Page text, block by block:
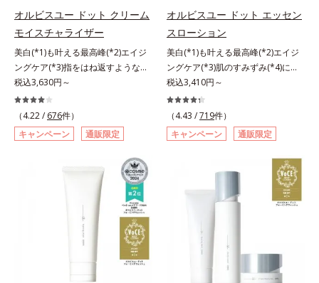
なり始めることおよび表面に新たな
膜ができ始めることで膜が強くくず
れにくくなり、密閉することで保湿
成分を浸透促進すること（角層ま
で）*5 保湿成分*6 角層まで＜使用
量目安＞大きめのパール1粒程度
※全顔使用の場合＜使用ステップ＞
洗顔料 ⇒ 化粧水 ⇒ 保湿液 ⇒オル
ビス リンクルブライトUVプロテク
ター N各商品の詳しい情報は商品ペ
ージをご覧ください。・BEAUTY夏
メマツヨイグサ抽出液、スイカズラ
エキス配合＝角層のすみずみまで水
分・油分を保ち、ハリ・ツヤを与え
る保湿成分*10 気持ちのことアレ
ルギーテスト済＝全ての方にアレル
ギーが起こらないということではあ
りません。
で、"顔全体にご使用いただける設
計"。見えているシワはもちろん、
自分では気づきにくい死角のシワの
改善にも効果を発揮します。*1 メ
ラニンの生成を抑え、シミ・ソバカ
スを防ぐ*2 ナイアシンアミド（有
効成分）、水添大豆リン脂質、フィ
トステロール、水（基剤）、
BG（保湿）*3 角層まで*4 K石けん
素地、ホホバアルコール、トリステ
アリン酸デカグリセリル（基剤）*5
角層の範囲内における自社従来品処
方との比較*6 ドクダミエキス、シ
クロヘキサンジカルボン酸ビスエト
キシジグリコール（保湿）＜使用量
目安＞パール1粒程度＜ご使用ステ
ップ＞洗顔料 ⇒ 化粧水 ⇒ ザ リン
クルセラム ⇒ 保湿液＜1商品あたり
カスを防ぎます。さらに、「アルテ
アネスレ(*6)」を配合し、うるおい
に満ちた自分本来の澄み渡るような
透明感を目指します。手に取った
時、なじませた時、後肌、と3段階
に変化するテクスチャーは、肌にす
ばやくなじみ、毎日の美白ケアを楽
しくする使いごこちを叶えました。
*1 メラニンの蓄積を抑え、シミ・
ソバカスを防ぐ*2 デクスパンテノ
ールW*3 これからできるシミのこ
と*4 うるおいによる透明感のある
肌*5 ターンオーバーを促進して、
メラニンの塊を微細化すること*6
品の詳しい情報は商品ページをご覧
ください。・BEAUTY夏祭りは、こ
オルビスユー ドット クリーム
モイスチャライザー
美白(*1)も叶える最高峰(*2)エイジ
ングケア(*3)指をはね返すような弾
力感が宿るハリ感 濃密フィットク
リーム。ハリも透明感(*4)も結果主
義。年齢サイン(*5)の因子に着目し
た肌科学エイジングケア(*3)シリー
ズ。オルビスユー ドットシリーズ
は、年齢による肌悩み一つ一つを対
処するのではなく、肌で起きている
ことの根本原因に着目。加齢ととも
に現れる年齢サインについて研究を
進めたところ、弾力感のない状態で
ある「ハリのなさ」や、くすみ(*6)
などが現れている状態である「透明
感のなさ」が、大人の肌印象に大き
税込3,630円～
（4.22 / 676件）
キャンペーン
通販限定
オルビスユー ドット エッセン
スローション
美白(*1)も叶える最高峰(*2)エイジ
ングケア(*3)肌のすみずみ(*4)にし
みわたるうるおい充満ローション。
ハリも透明感(*5)も結果主義。年齢
サイン(*6)の因子に着目した肌科学
エイジングケア(*3)シリーズ。オル
ビスユー ドットシリーズは、年齢
による肌悩み一つ一つを対処するの
ではなく、肌で起きていることの根
本原因に着目。加齢とともに現れる
年齢サインについて研究を進めたと
リのなさ」や、くすみ(*7)などが現
れている状態である「透明感のな
さ」が、大人の肌印象に大きな影響
を与えていることがわかりました。
税込3,410円～
（4.43 /719件）
キャンペーン
通販限定